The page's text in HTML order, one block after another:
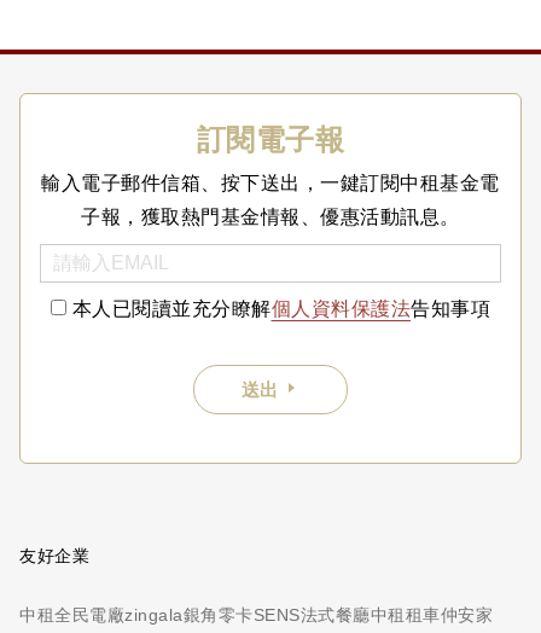
訂閱電子報
輸入電子郵件信箱、按下送出，一鍵訂閱中租基金電
子報，獲取熱門基金情報、優惠活動訊息。
本人已閱讀並充分瞭解個人資料保護法告知事項
送出
友好企業
中租全民電廠zingala銀角零卡SENS法式餐廳中租租車仲安家